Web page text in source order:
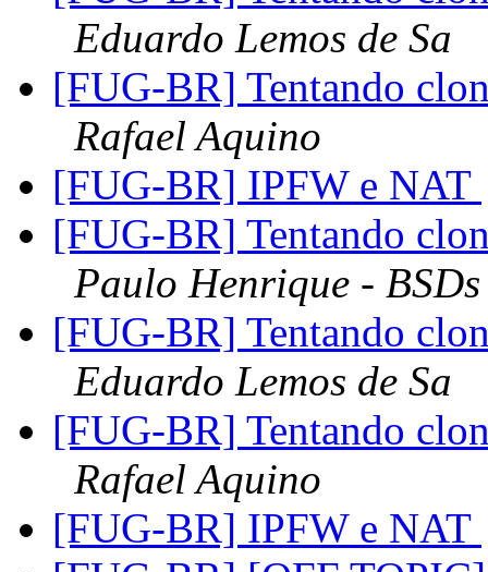
Eduardo Lemos de Sa
[FUG-BR] Tentando
Rafael Aquino
[FUG-BR] IPFW e NAT
[FUG-BR] Tentando
Paulo Henrique -
[FUG-BR] Tentando
Eduardo Lemos de Sa
[FUG-BR] Tentando
Rafael Aquino
[FUG-BR] IPFW e NAT